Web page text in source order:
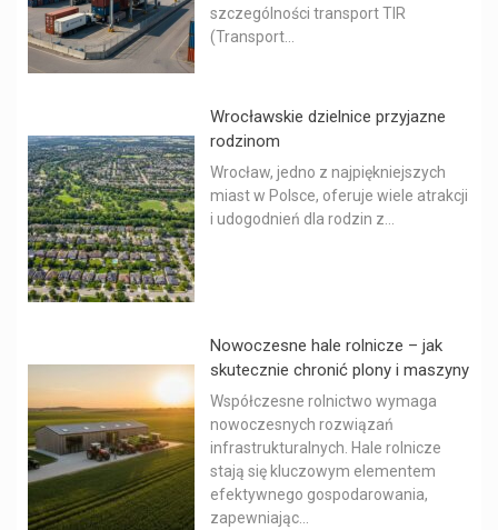
szczególności transport TIR
(Transport...
Wrocławskie dzielnice przyjazne
rodzinom
Wrocław, jedno z najpiękniejszych
miast w Polsce, oferuje wiele atrakcji
i udogodnień dla rodzin z...
Nowoczesne hale rolnicze – jak
skutecznie chronić plony i maszyny
Współczesne rolnictwo wymaga
nowoczesnych rozwiązań
infrastrukturalnych. Hale rolnicze
stają się kluczowym elementem
efektywnego gospodarowania,
zapewniając...